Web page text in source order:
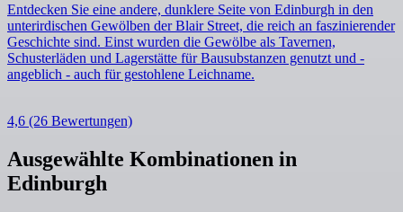
Entdecken Sie eine andere, dunklere Seite von Edinburgh in den
unterirdischen Gewölben der Blair Street, die reich an faszinierender
Geschichte sind. Einst wurden die Gewölbe als Tavernen,
Schusterläden und Lagerstätte für Bausubstanzen genutzt und -
angeblich - auch für gestohlene Leichname.
4,6 (26 Bewertungen)
Ausgewählte Kombinationen in
Edinburgh